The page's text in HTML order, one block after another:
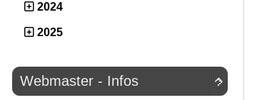
2024
2025

Webmaster - Infos